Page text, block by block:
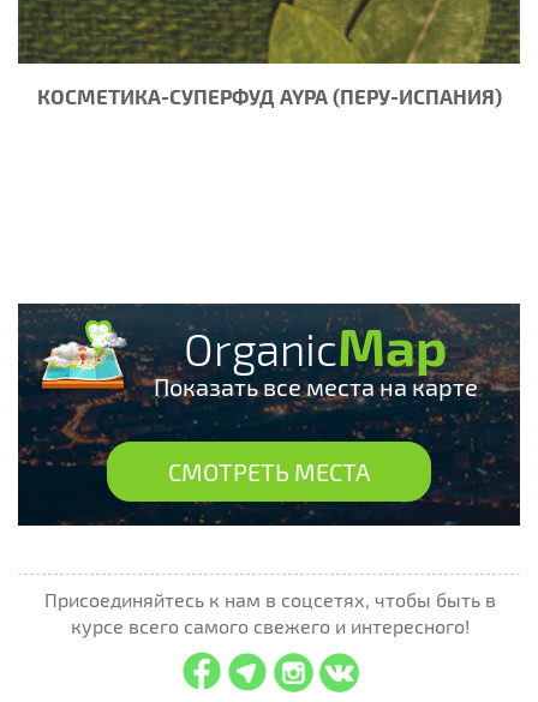
КОСМЕТИКА-СУПЕРФУД AYPA (ПЕРУ-ИСПАНИЯ)
OrganicMap
Показать все места на карте
СМОТРЕТЬ МЕСТА
Присоединяйтесь к нам в соцсетях, чтобы быть в
курсе всего самого свежего и интересного!